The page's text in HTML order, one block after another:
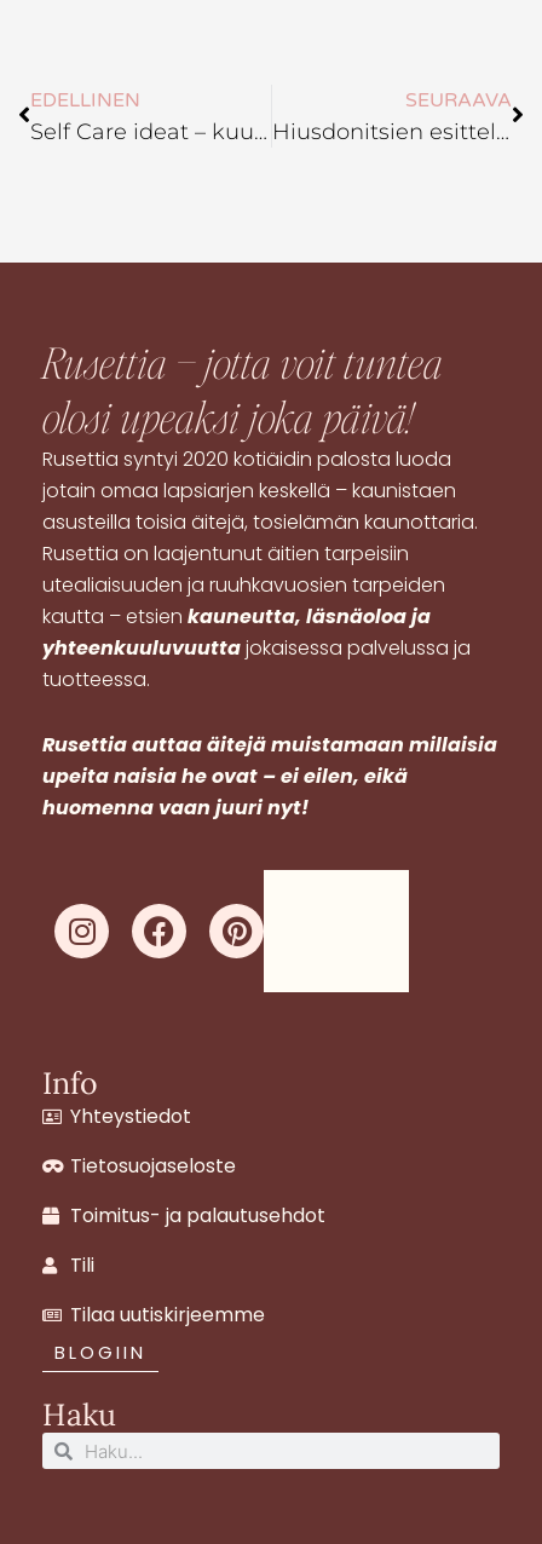
EDELLINEN
Self Care ideat – kuukausi kuukaudelta
SEURAAVA
Hiusdonitsien esittely, Osa 3: Klassiset hiusdonitsit
Rusettia – jotta voit tuntea
olosiupeaksijoka päivä!
Rusettia syntyi 2020 kotiäidin palosta luoda
jotain omaa lapsiarjen keskellä – kaunistaen
asusteilla toisia äitejä, tosielämän kaunottaria.
Rusettia on laajentunut äitien tarpeisiin
utealiaisuuden ja ruuhkavuosien tarpeiden
kautta – etsien kauneutta, läsnäoloa ja
yhteenkuuluvuuttajokaisessa palvelussa ja
tuotteessa.
Rusettia auttaa äitejä muistamaan millaisia
upeita naisia he ovat – ei eilen, eikä
huomenna vaan juuri nyt!
I
n
g
r
a
m
F
a
o
k
P
i
t
Info
Yhteystiedot
Tietosuojaseloste
Toimitus- ja palautusehdot
Tili
Tilaa uutiskirjeemme
BLOGIIN
Haku
SearchSearch